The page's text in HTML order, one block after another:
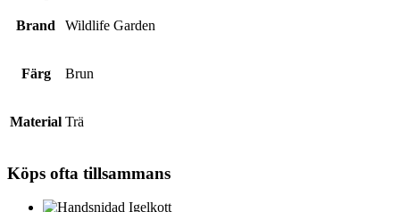
Brand Wildlife Garden
Färg Brun
Material Trä
Köps ofta tillsammans